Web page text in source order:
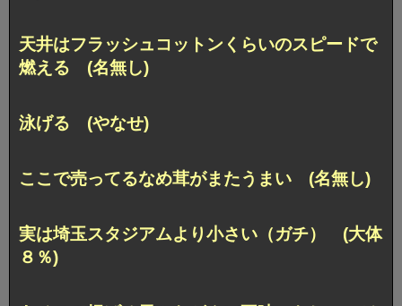
天井はフラッシュコットンくらいのスピードで
燃える (名無し)
泳げる (やなせ)
ここで売ってるなめ茸がまたうまい (名無し)
実は埼玉スタジアムより小さい（ガチ） (大体
８％)